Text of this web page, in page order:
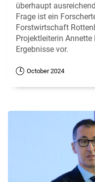
überhaupt
Frage ist ein
Forstwirtschaft
Projektleiterin
Ergebnisse vor.
October 2024